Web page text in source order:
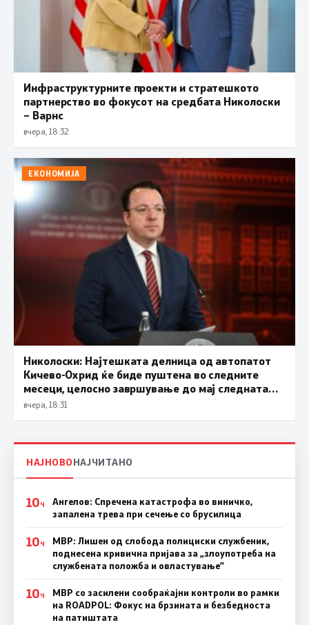
Инфраструктурните проекти и стратешкото
партнерство во фокусот на средбата Николоски
– Варнс
вчера, 18:32
ЕКОНОМИЈА
Николоски: Најтешката делница од автопатот
Кичево-Охрид ќе биде пуштена во следните
месеци, целосно завршување до мај следната
година
вчера, 18:31
НАЈНОВОНАЈЧИТАНО
10Ч
Ангелов: Спречена катастрофа во виничко,
запалена трева при сечење со брусилица
10Ч
МВР: Лишен од слобода полициски службеник,
поднесена кривична пријава за „злоупотреба на
службената положба и овластување”
10Ч
МВР со засилени сообраќајни контроли во рамки
на ROADPOL: Фокус на брзината и безбедноста
на патиштата